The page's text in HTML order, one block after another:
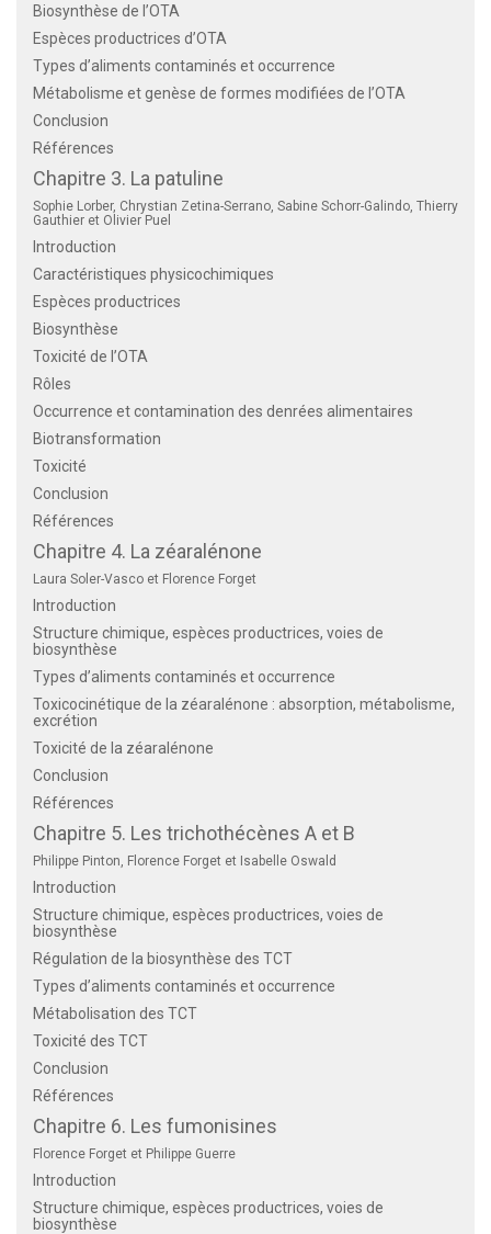
Biosynthèse de l’OTA
Espèces productrices d’OTA
Types d’aliments contaminés et occurrence
Métabolisme et genèse de formes modifiées de l’OTA
Conclusion
Références
Chapitre 3. La patuline
Sophie Lorber, Chrystian Zetina-Serrano, Sabine Schorr-Galindo, Thierry
Gauthier et Olivier Puel
Introduction
Caractéristiques physicochimiques
Espèces productrices
Biosynthèse
Toxicité de l’OTA
Rôles
Occurrence et contamination des denrées alimentaires
Biotransformation
Toxicité
Conclusion
Références
Chapitre 4. La zéaralénone
Laura Soler-Vasco et Florence Forget
Introduction
Structure chimique, espèces productrices, voies de
biosynthèse
Types d’aliments contaminés et occurrence
Toxicocinétique de la zéaralénone : absorption, métabolisme,
excrétion
Toxicité de la zéaralénone
Conclusion
Références
Chapitre 5. Les trichothécènes A et B
Philippe Pinton, Florence Forget et Isabelle Oswald
Introduction
Structure chimique, espèces productrices, voies de
biosynthèse
Régulation de la biosynthèse des TCT
Types d’aliments contaminés et occurrence
Métabolisation des TCT
Toxicité des TCT
Conclusion
Références
Chapitre 6. Les fumonisines
Florence Forget et Philippe Guerre
Introduction
Structure chimique, espèces productrices, voies de
biosynthèse